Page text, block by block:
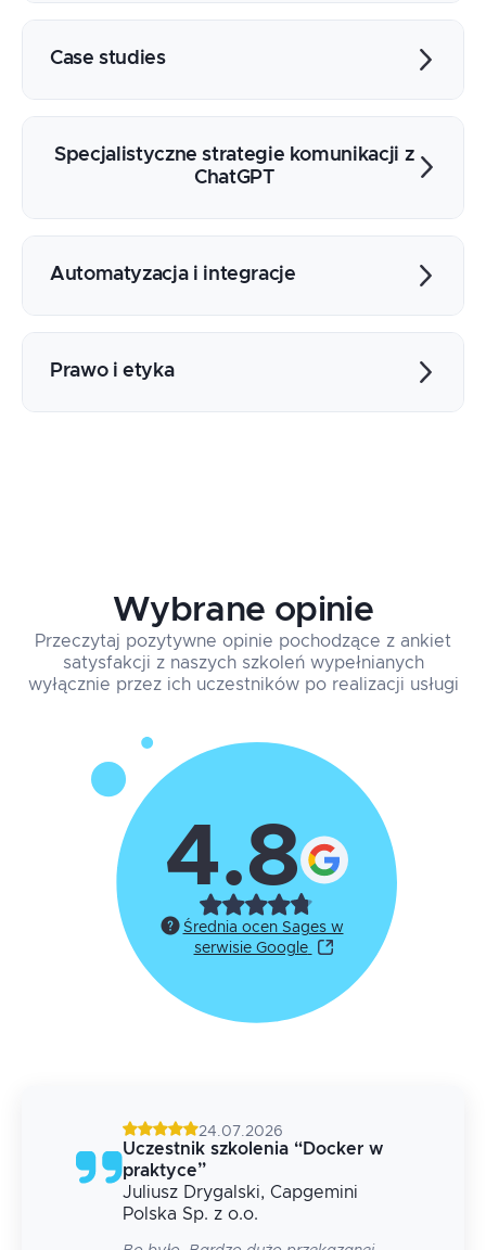
Weryfikacja źródeł informacji
artykułów
Korekta gramatyczna i stylistyczna
Case studies
Tworzenie contentu na blog firmowy
Optymalizacja SEO istniejących tekstów
Specjalistyczne strategie komunikacji z
ChatGPT
Chain-of-Thought: od briefu do finalnej
Redukcja ryzyka powielania treści
Automatyzacja i integracje
Automatyczne generowanie metaopisów i
Prawo i etyka
Wybrane opinie
Przeczytaj pozytywne opinie pochodzące z ankiet
satysfakcji z naszych szkoleń wypełnianych
wyłącznie przez ich uczestników po realizacji usługi
4.8
Średnia ocen Sages w
serwisie Google
24.07.2026
Uczestnik szkolenia “Docker w
praktyce”
Juliusz Drygalski, Capgemini
Polska Sp. z o.o.